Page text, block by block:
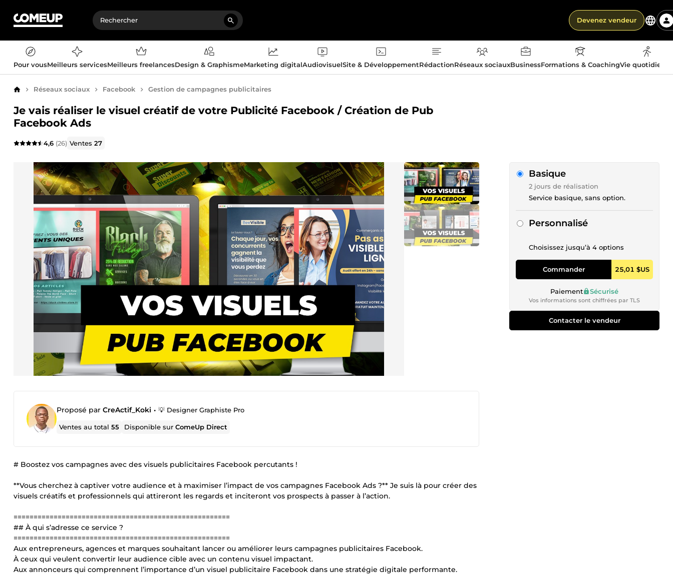
Devenez vendeur
Pour vousMeilleurs servicesMeilleurs freelancesDesign & GraphismeMarketing digitalAudiovisuelSite & DéveloppementRédactionRéseaux sociauxBusinessFormations & CoachingVie
AccueilRéseaux sociaux Facebook Gestion de campagnes publicitaires
Je vais réaliser le visuel créatif de votre Publicité Facebook / Création de Pub
Facebook Ads
4,6 (26) Ventes27
Proposé par CreActif_Koki • 💡 Designer Graphiste Pro
Ventes au total55 Disponible surComeUp Direct
# Boostez vos campagnes avec des visuels publicitaires Facebook percutants !
**Vous cherchez à captiver votre audience et à maximiser l’impact de vos campagnes Facebook Ads ?** Je suis là pour créer des
visuels créatifs et professionnels qui attireront les regards et inciteront vos prospects à passer à l’action.
======================================================
## À qui s’adresse ce service ?
======================================================
Aux entrepreneurs, agences et marques souhaitant lancer ou améliorer leurs campagnes publicitaires Facebook.
À ceux qui veulent convertir leur audience cible avec un contenu visuel impactant.
Aux annonceurs qui comprennent l’importance d’un visuel publicitaire Facebook dans une stratégie digitale performante.
Basique
2 jours de réalisation
Service basique, sans option.
Personnalisé
Choisissez jusqu’à 4 options
Commander 25,01 $US
Paiement Sécurisé
Vos informations sont chiffrées par TLS
Contacter le vendeur